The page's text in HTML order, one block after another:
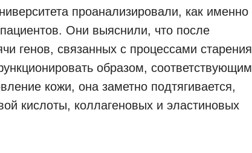
проанализировали, как именно
Они выяснили, что после
генов, связанных с процессами старения
образом, соответствующим
кожи, она заметно подтягивается,
кислоты, коллагеновых и эластиновых